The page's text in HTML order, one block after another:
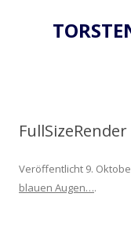
FullSizeRender
Veröffentlicht 9.
blauen Augen….